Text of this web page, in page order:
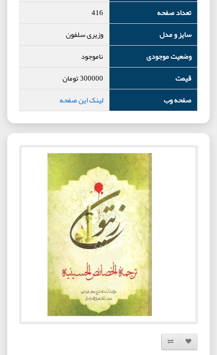
تعداد صفحه
416
سایز و مدل
وزیری سلفون
وضعیت موجودی
ناموجود
قیمت
300000تومان
صفحه وب
لینک این صفحه
افزودن به لیست دلخواه
مقایسه این محصول